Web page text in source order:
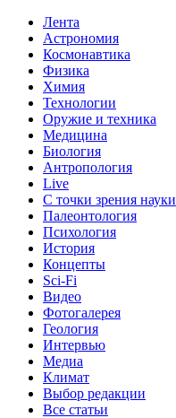
Лента
Астрономия
Космонавтика
Физика
Химия
Технологии
Оружие и техника
Медицина
Биология
Антропология
Live
С точки зрения науки
Палеонтология
Психология
История
Концепты
Sci-Fi
Видео
Фотогалерея
Геология
Интервью
Медиа
Климат
Выбор редакции
Все статьи